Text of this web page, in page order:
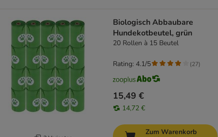
Biologisch Abbaubare
Hundekotbeutel, grün
20 Rollen à 15 Beutel
15,49 €
14,72 €
Rating: 4.1/5 (27)
Zum Warenkorb